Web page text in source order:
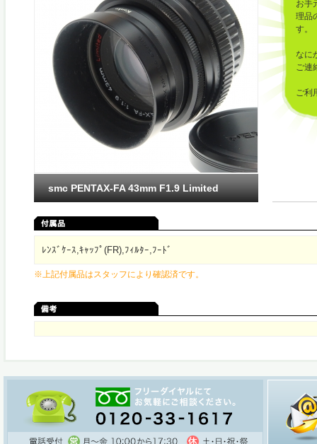
お手
理品
す。
なに
ご連
ご利
smc PENTAX-FA 43mm F1.9 Limited
ﾚﾝｽﾞｹｰｽ,ｷｬｯﾌﾟ(FR),ﾌｨﾙﾀｰ,ﾌｰﾄﾞ
※上記付属品はスタッフにより確認済です。